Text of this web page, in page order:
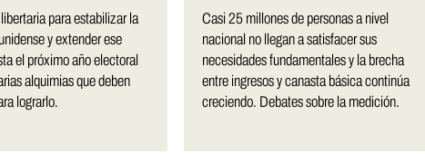
para estabilizar la
y extender ese
el próximo año electoral
alquimias que deben
lograrlo.
Casi 25 millones de personas a nivel
nacional no llegan a satisfacer sus
necesidades fundamentales y la brecha
entre ingresos y canasta básica continúa
creciendo. Debates sobre la medición.